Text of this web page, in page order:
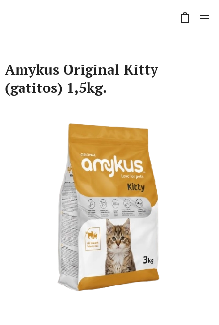
Amykus Original Kitty
(gatitos) 1,5kg.